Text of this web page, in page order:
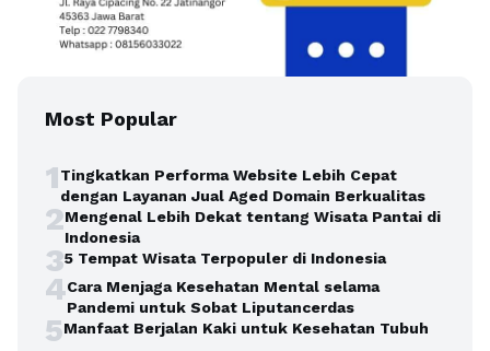
Most Popular
1Tingkatkan Performa Website Lebih Cepat
dengan Layanan Jual Aged Domain Berkualitas
2Mengenal Lebih Dekat tentang Wisata Pantai di
Indonesia
35 Tempat Wisata Terpopuler di Indonesia
4Cara Menjaga Kesehatan Mental selama
Pandemi untuk Sobat Liputancerdas
5Manfaat Berjalan Kaki untuk Kesehatan Tubuh